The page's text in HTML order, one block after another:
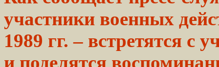
участники военных
1989 гг. – встретятся с
и поделятся